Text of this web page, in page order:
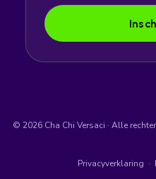
© 2026 Cha Chi Versaci · Alle
Privacyverklaring ·